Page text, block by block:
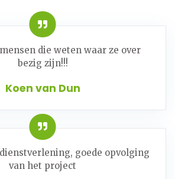
Koen van Dun
die weten waar ze over
bezig zijn!!!
goede opvolging
van het project